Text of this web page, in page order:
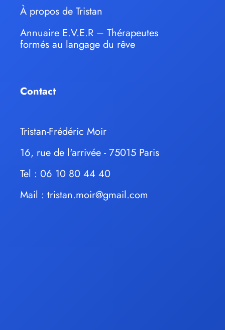
À propos de Tristan
Annuaire E.V.E.R – Thérapeutes
formés au langage du rêve
Contact
Tristan-Frédéric Moir
16, rue de l'arrivée - 75015 Paris
Tel : 06 10 80 44 40
Mail : tristan.moir@gmail.com